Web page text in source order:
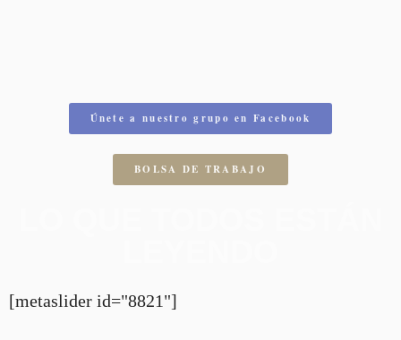
Únete a nuestro grupo en Facebook
BOLSA DE TRABAJO
[metaslider id="8821"]